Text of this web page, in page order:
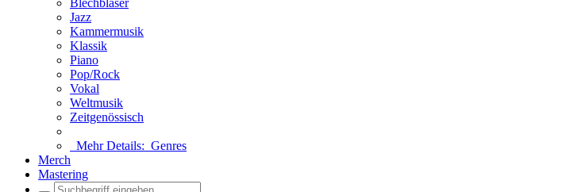
Blechbläser
Jazz
Kammermusik
Klassik
Piano
Pop/Rock
Vokal
Weltmusik
Zeitgenössisch
Mehr Details: Genres
Merch
Mastering